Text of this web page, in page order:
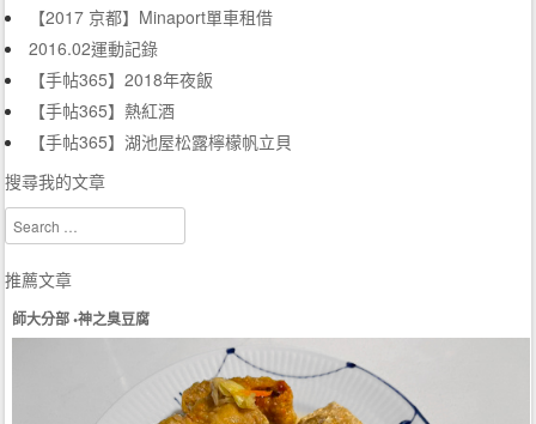
【2017 京都】Minaport單車租借
2016.02運動記錄
【手帖365】2018年夜飯
【手帖365】熱紅酒
【手帖365】湖池屋松露檸檬帆立貝
搜尋我的文章
Search
推薦文章
師大分部 •神之臭豆腐